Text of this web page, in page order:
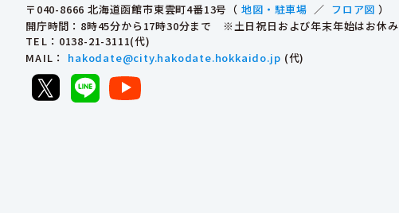
〒040-8666 北海道函館市東雲町4番13号（ 地図・駐車場 ／ フロア図 ）
開庁時間：8時45分から17時30分まで ※土日祝日および年末年始はお休み
TEL ：0138-21-3111(代)
MAIL ： hakodate@city.hakodate.hokkaido.jp (代)